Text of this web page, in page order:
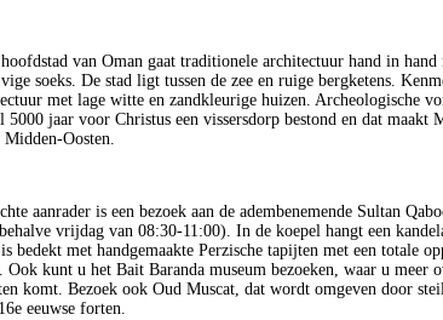
van Oman gaat traditionele architectuur hand in hand
soeks. De stad ligt tussen de zee en ruige bergketens.
met lage witte en zandkleurige huizen. Archeologische
5000 jaar voor Christus een vissersdorp bestond en dat maakt
Midden-Oosten.
aanrader is een bezoek aan de adembenemende Sultan
vrijdag van 08:30-11:00). In de koepel hangt een
bedekt met handgemaakte Perzische tapijten met een totale
Ook kunt u het Bait Baranda museum bezoeken, waar u meer
komt. Bezoek ook Oud Muscat, dat wordt omgeven door
eeuwse forten.